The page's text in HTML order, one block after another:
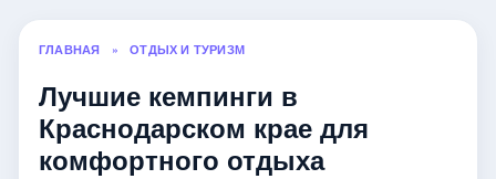
ГЛАВНАЯ » ОТДЫХ И ТУРИЗМ
Лучшие кемпинги в
Краснодарском крае для
комфортного отдыха